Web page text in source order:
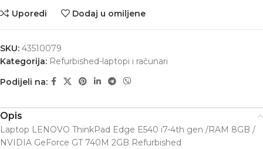
Uporedi Dodaj u omiljene
SKU: 43510079
Kategorija: Refurbished-laptopi i računari
Podijeli na:
Opis
Laptop LENOVO ThinkPad Edge E540 i7-4th gen /RAM 8GB /
NVIDIA GeForce GT 740M 2GB Refurbished